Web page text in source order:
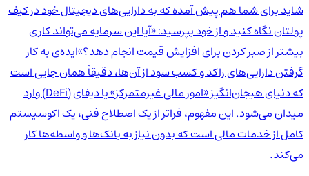
شاید برای شما هم پیش آمده که به دارایی‌های دیجیتال خود در کیف
پولتان نگاه کنید و از خود بپرسید: «آیا این سرمایه می‌تواند کاری
بیشتر از صبر کردن برای افزایش قیمت انجام دهد؟»ایده‌ی به کار
گرفتن دارایی‌های راکد و کسب سود از آن‌ها، دقیقاً همان جایی است
که دنیای هیجان‌انگیز «امور مالی غیرمتمرکز» یا دیفای (DeFi) وارد
میدان می‌شود. این مفهوم، فراتر از یک اصطلاح فنی، یک اکوسیستم
کامل از خدمات مالی است که بدون نیاز به بانک‌ها و واسطه‌ها کار
می‌کند.